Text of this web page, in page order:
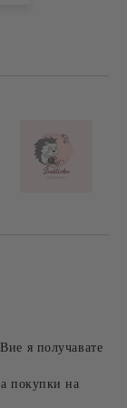
я получавате
покупки на